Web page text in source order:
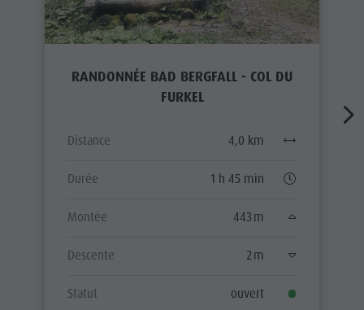
RANDONNÉE BAD BERGFALL - COL DU
FURKEL
Distance 4,0 km
Durée 1 h 45 min
Montée 443 m
Descente 2 m
Statut ouvert